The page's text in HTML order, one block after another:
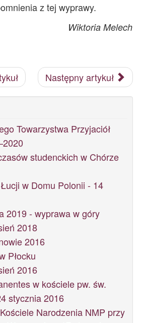
z tej wyprawy.
Wiktoria Melech
Następny artykuł
Towarzystwa Przyjaciół
studenckich w Chórze
w Domu Polonii - 14
2019 - wyprawa w góry
2018
2016
Płocku
2016
w kościele pw. św.
stycznia 2016
Narodzenia NMP przy